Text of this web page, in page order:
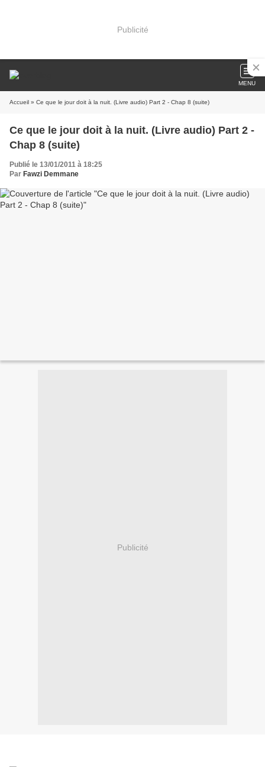
Publicité
MENU
Accueil » Ce que le jour doit à la nuit. (Livre audio) Part 2 - Chap 8 (suite)
Ce que le jour doit à la nuit. (Livre audio) Part 2 -
Chap 8 (suite)
Publié le 13/01/2011 à 18:25
Par Fawzi Demmane
Publicité